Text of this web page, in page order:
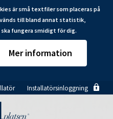
är små textfiler som placeras på
till bland annat statistik,
fungera smidigt för dig.
Mer information
Installatörsinloggning